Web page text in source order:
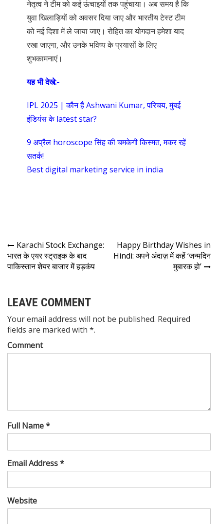
नेतृत्व ने टीम को कई ऊंचाइयों तक पहुंचाया। अब समय है कि
युवा खिलाड़ियों को अवसर दिया जाए और भारतीय टेस्ट टीम
को नई दिशा में ले जाया जाए। रोहित का योगदान हमेशा याद
रखा जाएगा, और उनके भविष्य के प्रयासों के लिए
शुभकामनाएं।
यह भी देखे:-
IPL 2025 | कौन हैं Ashwani Kumar, परिचय, मुंबई
इंडियंस के latest star?
9 अप्रैल horoscope सिंह की चमकेगी किस्मत, मकर रहें
सतर्क!
Best digital marketing service in india
Karachi Stock Exchange:
भारत के एयर स्ट्राइक के बाद
पाकिस्तान शेयर बाजार में हड़कंप
Happy Birthday Wishes in
Hindi: अपने अंदाज़ में कहें ‘जन्मदिन
मुबारक हो’
LEAVE COMMENT
Your email address will not be published. Required
fields are marked with *.
Comment
Full Name *
Email Address *
Website